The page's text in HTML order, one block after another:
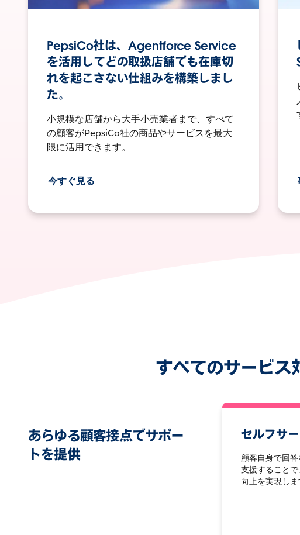
PepsiCo社は、Agentforce Service
を活用してどの取扱店舗でも在庫切
れを起こさない仕組みを構築しまし
た。
小規模な店舗から大手小売業者まで、すべて
の顧客がPepsiCo社の商品やサービスを最大
限に活用できます。
今すぐ見る
すべてのサービス
あらゆる顧客接点でサポー
トを提供
セルフサ
顧客自身で回
支援すること
向上を実現しま